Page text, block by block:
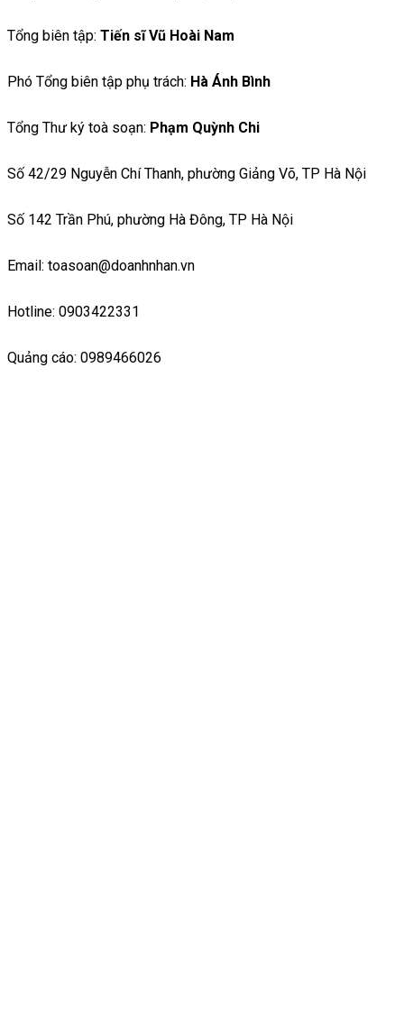
Tổng biên tập: Tiến sĩ Vũ Hoài Nam
Phó Tổng biên tập phụ trách: Hà Ánh Bình
Tổng Thư ký toà soạn: Phạm Quỳnh Chi
Số 42/29 Nguyễn Chí Thanh, phường Giảng Võ, TP Hà Nội
Số 142 Trần Phú, phường Hà Đông, TP Hà Nội
Email: toasoan@doanhnhan.vn
Hotline: 0903422331
Quảng cáo: 0989466026